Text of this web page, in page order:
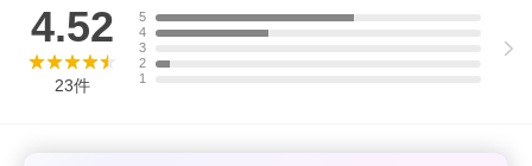
【商品説明文】
どこまでも涼しい、ヒートギア。優れた速乾性、激しい動きに対
4.52
23件
5
4
3
2
1